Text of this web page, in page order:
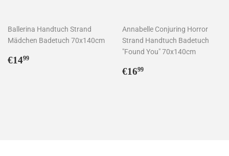
Ballerina Handtuch Strand
Mädchen Badetuch 70x140cm
Normaler
€1499
Annabelle Conjuring Horror
Strand Handtuch Badetuch
"Found You" 70x140cm
Normaler
€1699